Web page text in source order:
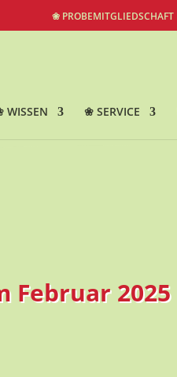
❀ PROBEMITGLIEDSCHAFT
WISSEN ❀ SERVICE
2025